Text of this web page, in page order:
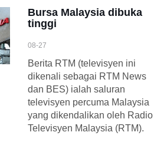
Bursa Malaysia dibuka
tinggi
08-27
Berita RTM (televisyen ini
dikenali sebagai RTM News
dan BES) ialah saluran
televisyen percuma Malaysia
yang dikendalikan oleh Radio
Televisyen Malaysia (RTM).